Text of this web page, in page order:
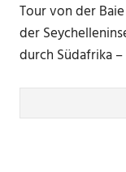
Tour von der
der
durch Südafrika